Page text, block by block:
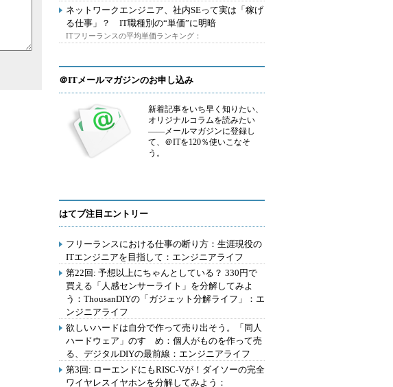
ネットワークエンジニア、社内SEって実は「稼げ
る仕事」？ IT職種別の“単価”に明暗
ITフリーランスの平均単価ランキング：
＠ITメールマガジンのお申し込み
新着記事をいち早く知りたい、
オリジナルコラムを読みたい
――メールマガジンに登録し
て、＠ITを120％使いこなそ
う。
はてブ注目エントリー
フリーランスにおける仕事の断り方：生涯現役の
ITエンジニアを目指して：エンジニアライフ
第22回: 予想以上にちゃんとしている？ 330円で
買える「人感センサーライト」を分解してみよ
う：ThousanDIYの「ガジェット分解ライフ」：エ
ンジニアライフ
欲しいハードは自分で作って売り出そう。「同人
ハードウェア」のすゝめ：個人がものを作って売
る、デジタルDIYの最前線：エンジニアライフ
第3回: ローエンドにもRISC-Vが！ダイソーの完全
ワイヤレスイヤホンを分解してみよう：